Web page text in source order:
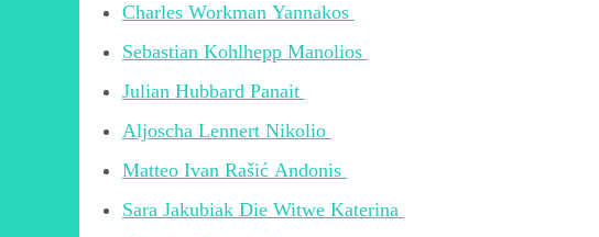
Charles Workman Yannakos
Sebastian Kohlhepp Manolios
Julian Hubbard Panait
Aljoscha Lennert Nikolio
Matteo Ivan Rašić Andonis
Sara Jakubiak Die Witwe Katerina